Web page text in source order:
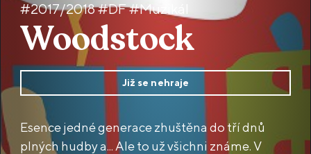
#2017/2018 #DF #Muzikál
Woodstock
Již se nehraje
Esence jedné generace zhuštěna do tří dnů
plných hudby a... Ale to už všichni známe. V